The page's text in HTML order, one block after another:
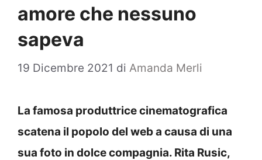
amore che nessuno
sapeva
19 Dicembre 2021 di Amanda Merli
La famosa produttrice cinematografica
scatena il popolo del web a causa di una
sua foto in dolce compagnia. Rita Rusic,